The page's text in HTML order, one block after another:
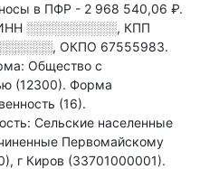
в ПФР - 2 968 540,06 ₽.
░░░░░░░░░░, КПП
, ОКПО 67555983.
Общество с
(12300). Форма
(16).
Сельские населенные
Первомайскому
г Киров (33701000001).